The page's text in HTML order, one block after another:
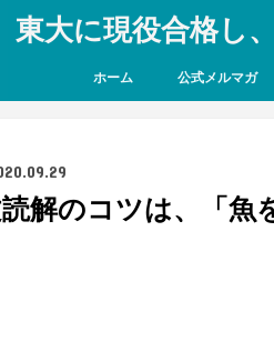
東大に現役合格し
ホーム 公式メルマガ
解のコツは、「魚